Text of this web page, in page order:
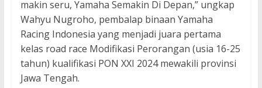
makin seru, Yamaha Semakin Di Depan,” ungkap
Wahyu Nugroho, pembalap binaan Yamaha
Racing Indonesia yang menjadi juara pertama
kelas road race Modifikasi Perorangan (usia 16-25
tahun) kualifikasi PON XXI 2024 mewakili provinsi
Jawa Tengah.